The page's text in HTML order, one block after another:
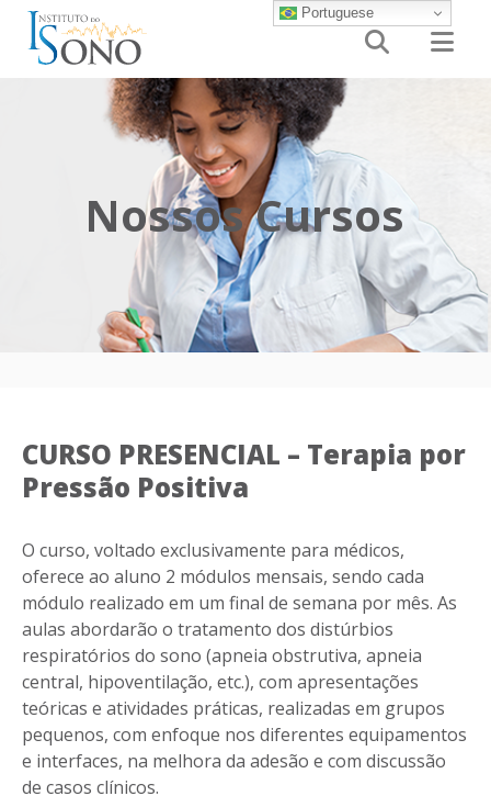
 
Nossos Cursos
CURSO PRESENCIAL – Terapia por
Pressão Positiva
O curso, voltado exclusivamente para médicos,
oferece ao aluno 2 módulos mensais, sendo cada
módulo realizado em um final de semana por mês. As
aulas abordarão o tratamento dos distúrbios
respiratórios do sono (apneia obstrutiva, apneia
central, hipoventilação, etc.), com apresentações
teóricas e atividades práticas, realizadas em grupos
pequenos, com enfoque nos diferentes equipamentos
e interfaces, na melhora da adesão e com discussão
de casos clínicos.
Portuguese